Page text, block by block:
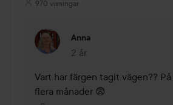
970 visningar
Anna
2 år
Kommentaren lades 2 år
Vart har färgen tagit vägen??
flera månader 😨